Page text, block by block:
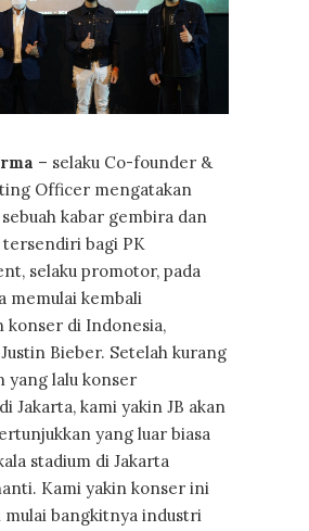
– selaku Co-founder &
Officer mengatakan
kabar gembira dan
tersendiri bagi PK
selaku promotor, pada
memulai kembali
konser di Indonesia,
Bieber. Setelah kurang
yang lalu konser
Jakarta, kami yakin JB akan
yang luar biasa
stadium di Jakarta
Kami yakin konser ini
mulai bangkitnya industri